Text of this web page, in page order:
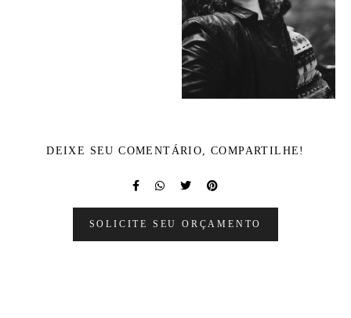
DEIXE SEU COMENTÁRIO, COMPARTILHE!
SOLICITE SEU ORÇAMENTO